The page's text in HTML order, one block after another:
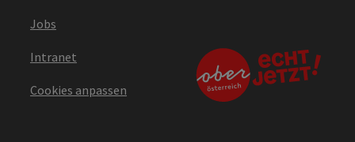
Jobs
Intranet
Cookies anpassen